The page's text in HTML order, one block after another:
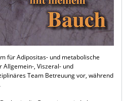
für Adipositas- und metabolische
, Viszeral- und
Team Betreuung vor, während